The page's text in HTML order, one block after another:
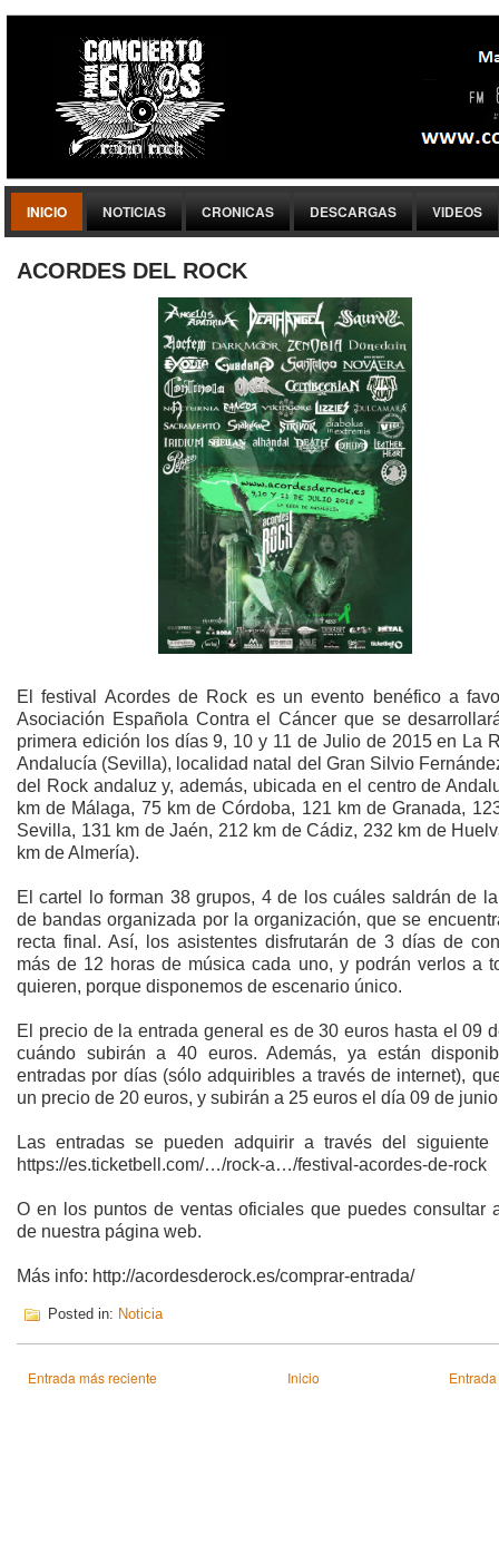
INICIO NOTICIAS CRONICAS DESCARGAS VIDEOS
ACORDES DEL ROCK
El festival Acordes de Rock es un evento benéfico a
Asociación Española Contra el Cáncer que se
primera edición los días 9, 10 y 11 de Julio de 2015 en La
Andalucía (Sevilla), localidad natal del Gran Silvio
del Rock andaluz y, además, ubicada en el centro de
km de Málaga, 75 km de Córdoba, 121 km de Granada,
Sevilla, 131 km de Jaén, 212 km de Cádiz, 232 km de
km de Almería).
El cartel lo forman 38 grupos, 4 de los cuáles saldrán de
de bandas organizada por la organización, que se
recta final. Así, los asistentes disfrutarán de 3 días de
más de 12 horas de música cada uno, y podrán verlos a
quieren, porque disponemos de escenario único.
El precio de la entrada general es de 30 euros hasta el 09
cuándo subirán a 40 euros. Además, ya están
entradas por días (sólo adquiribles a través de internet),
un precio de 20 euros, y subirán a 25 euros el día 09 de
Las entradas se pueden adquirir a través del siguiente
https://es.ticketbell.com/…/rock-a…/festival-acordes-de-rock
O en los puntos de ventas oficiales que puedes consultar
de nuestra página web.
Más info: http://acordesderock.es/comprar-entrada/
Posted in: Noticia
Entrada más reciente Inicio